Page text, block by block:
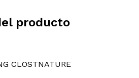
producto
CLOSTNATURE